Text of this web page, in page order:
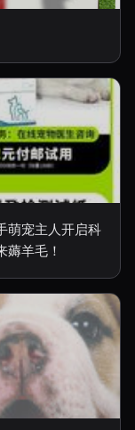
萌宠主人开启科
羊毛！